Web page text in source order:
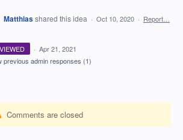
Matthiasshared this idea · Oct 10, 2020 · Report…
· Apr 21, 2021
previous admin responses (1)
Comments are closed